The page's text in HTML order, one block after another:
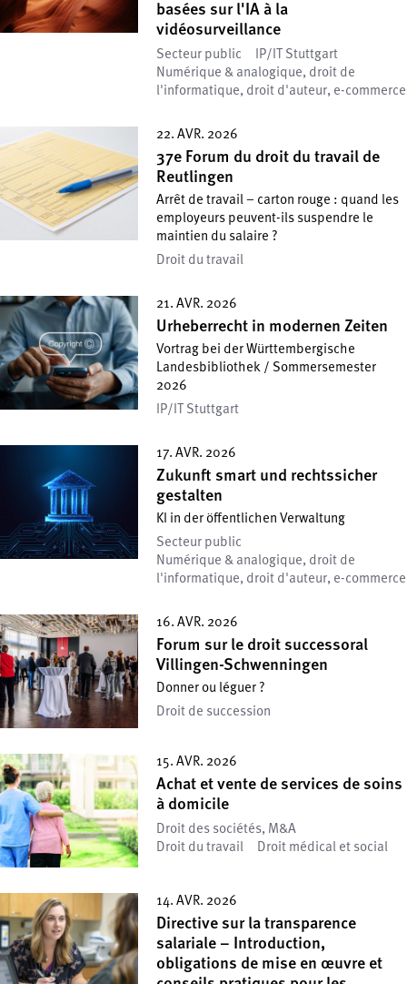
basées sur l'IA à la
vidéosurveillance
Secteur public
IP/IT Stuttgart
Numérique & analogique, droit de
l'informatique, droit d'auteur, e-commerce
22. AVR. 2026
37e Forum du droit du travail de
Reutlingen
Arrêt de travail – carton rouge : quand les
employeurs peuvent-ils suspendre le
maintien du salaire ?
Droit du travail
21. AVR. 2026
Urheberrecht in modernen Zeiten
Vortrag bei der Württembergische
Landesbibliothek / Sommersemester
2026
IP/IT Stuttgart
17. AVR. 2026
Zukunft smart und rechtssicher
gestalten
KI in der öffentlichen Verwaltung
Secteur public
Numérique & analogique, droit de
l'informatique, droit d'auteur, e-commerce
16. AVR. 2026
Forum sur le droit successoral
Villingen-Schwenningen
Donner ou léguer ?
Droit de succession
15. AVR. 2026
Achat et vente de services de soins
à domicile
Droit des sociétés, M&A
Droit du travail
Droit médical et social
14. AVR. 2026
Directive sur la transparence
salariale – Introduction,
obligations de mise en œuvre et